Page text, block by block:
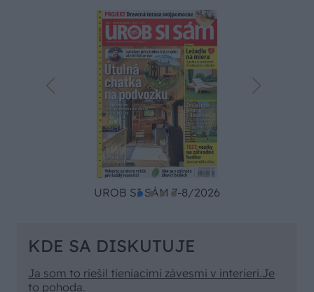
UROB SI SÁM 7-8/2026
KDE SA DISKUTUJE
Ja som to riešil tieniacimi závesmi v interieri.Je
to pohoda.